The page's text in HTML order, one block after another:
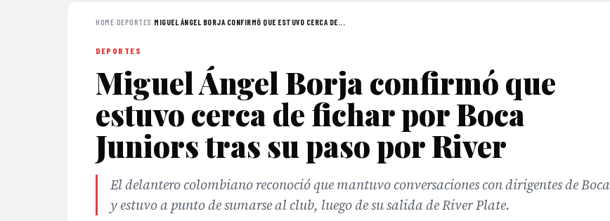
HOME›DEPORTES ›MIGUEL ÁNGEL BORJA CONFIRMÓ QUE ESTUVO CERCA DE...
DEPORTES
Miguel Ángel Borja confirmó que
estuvo cerca de fichar por Boca
Juniors tras su paso por River
El delantero colombiano reconoció que mantuvo conversaciones con dirigentes de Boca
y estuvo a punto de sumarse al club, luego de su salida de River Plate.